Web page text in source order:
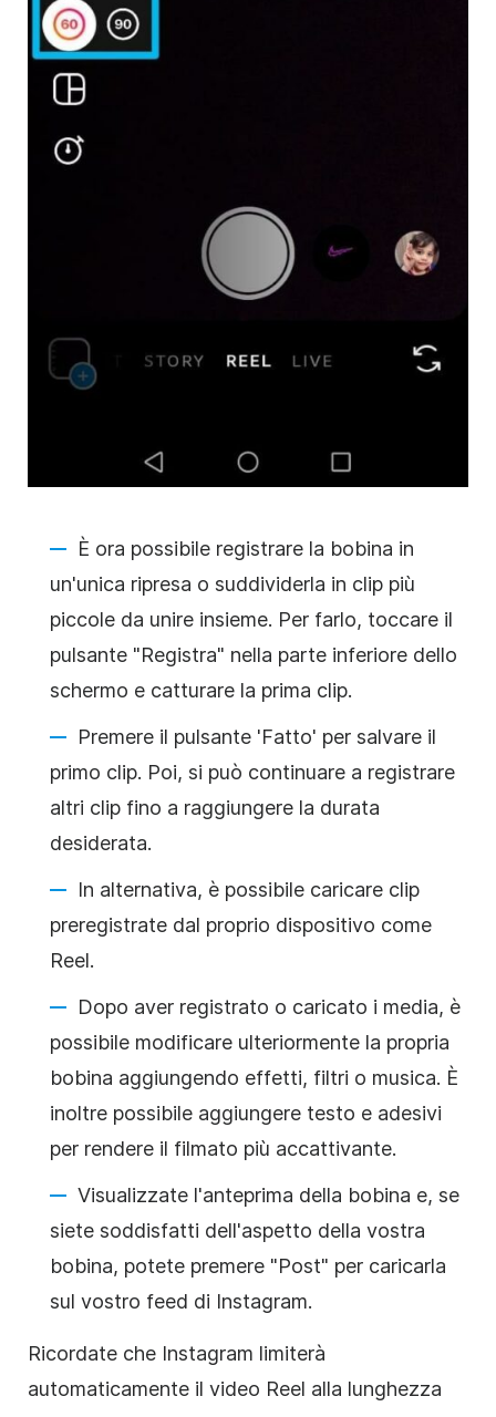
È ora possibile registrare la bobina in
un'unica ripresa o suddividerla in clip più
piccole da unire insieme. Per farlo, toccare il
pulsante "Registra" nella parte inferiore dello
schermo e catturare la prima clip.
Premere il pulsante 'Fatto' per salvare il
primo clip. Poi, si può continuare a registrare
altri clip fino a raggiungere la durata
desiderata.
In alternativa, è possibile caricare clip
preregistrate dal proprio dispositivo come
Reel.
Dopo aver registrato o caricato i media, è
possibile modificare ulteriormente la propria
bobina aggiungendo effetti, filtri o musica. È
inoltre possibile aggiungere testo e adesivi
per rendere il filmato più accattivante.
Visualizzate l'anteprima della bobina e, se
siete soddisfatti dell'aspetto della vostra
bobina, potete premere "Post" per caricarla
sul vostro feed di Instagram.
Ricordate che Instagram limiterà
automaticamente il video Reel alla lunghezza